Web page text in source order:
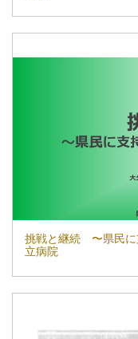
挑戦と継続 〜県⺠
⽴病院